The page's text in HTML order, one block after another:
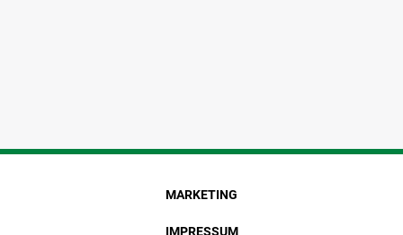
MARKETING
IMPRESSUM